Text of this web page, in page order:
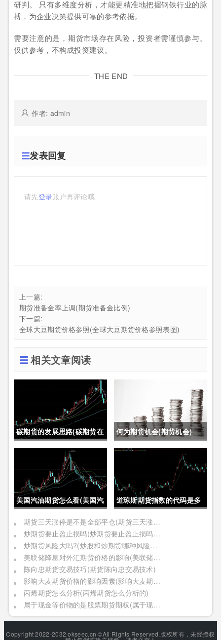
研判。 只有多维度分析，才能更精准地把握钢铁行业的脉
搏，为企业决策提供可靠的参考依据。
需要注意的是，期货市场存在风险，投资者需谨慎参与。
仅供参考，不构成投资建议。
THE END
作者: admin
发表回复
请先登录账户再评论哦
上一篇:
期货准备金率上调(期货准备金比例)
下一篇:
全球大豆期货价格参照(全球大豆期货价格参照表图)
相关文章阅读
碳期货的发展思路(碳期货在
中国的发展)
何为期货机会(期货机会)
美国汽油期货怎么看(美国汽
油期货价格)
道琼斯期货指数的代码是多
少位(道琼斯期货指数的代码
是多少位的)
期货三天涨停是不是全部平仓(期货三天涨停是不是全部平仓了)
炒期货要止盈止损吗(炒期货要止盈止损吗是真的吗)
炒期货风险大吗?(炒股和炒期货哪种风险更大)
美联储降息对外汇期货价格的影响(美联储降息对外汇期货价格的影响有哪些)
陈向忠期货交易技巧(期货陈向忠交易技术)
影响大麦期货价格的影响因素(影响大麦期货价格的影响因素有哪些)
丙烯期货怎么分析(丙烯期货怎么分析的)
属于现金等价物的是股票期货期权(属于现金等价物的是股票期货期权吗)
Copyright 2022-2032 okseec.cn ©All Rights Reserved.版权所有，未经授权